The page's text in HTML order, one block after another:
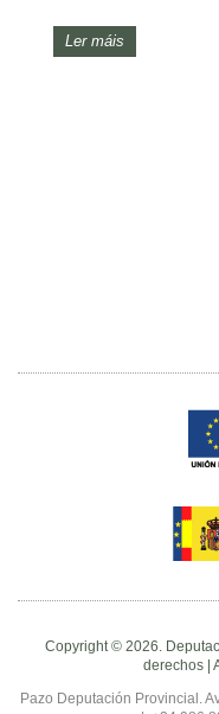
Ler máis
Copyright © 2026.
derechos |
Pazo Deputación Provincial.